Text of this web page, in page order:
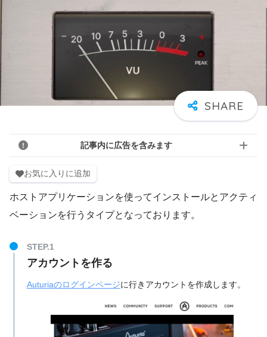
記事内に広告を含みます
お気に入りに追加
ホストアプリケーションを使ってインストールとアクティ
ベーションを行うタイプとなっております。
アカウントを作る
Auturiaのログインページに行きアカウントを作成します。